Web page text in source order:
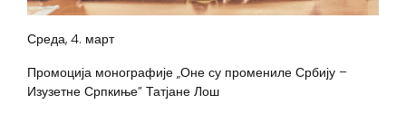
Среда, 4. март
Промоција монографије „Оне су промениле Србију –
Изузетне Српкиње” Татјане Лош